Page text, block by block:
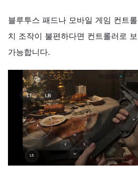
블루투스 패드나 모바일 게임 컨트
치 조작이 불편하다면 컨트롤러로
가능합니다.